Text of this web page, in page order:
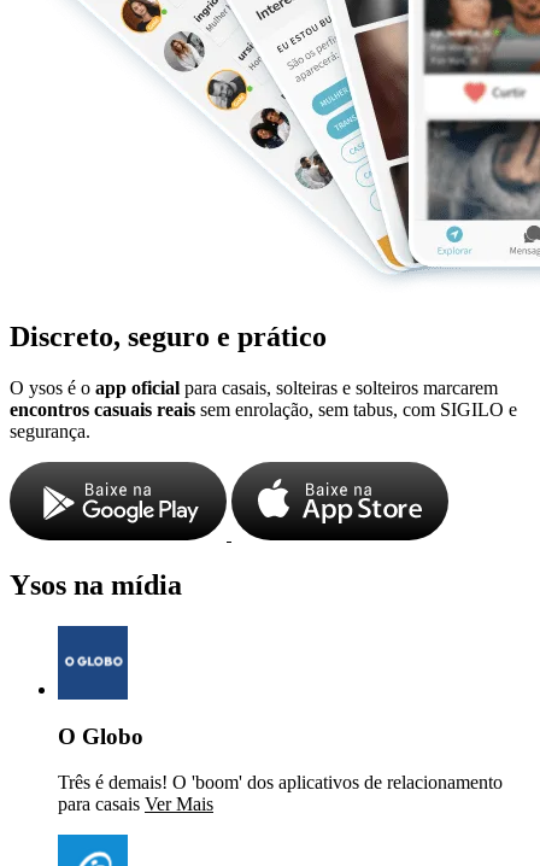
Discreto, seguro e prático
O ysos é o app oficial para casais, solteiras e solteiros marcarem
encontros casuais reais sem enrolação, sem tabus, com SIGILO e
segurança.
Ysos na mídia
O Globo
Três é demais! O 'boom' dos aplicativos de relacionamento
para casais Ver Mais